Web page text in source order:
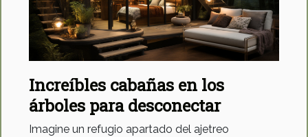
Increíbles cabañas en los
árboles para desconectar
Imagine un refugio apartado del ajetreo